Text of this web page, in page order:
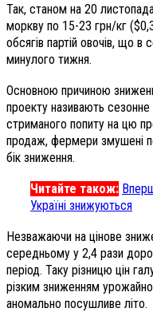
Так, станом на 20
моркву по 15-23 грн/кг
обсягів партій овочів, що
минулого тижня.
Основною причиною
проекту називають сезонне
стриманого попиту на цю
продаж, фермери змушені
бік зниження.
Читайте також:
Україні знижуються
Незважаючи на цінове
середньому у 2,4 рази
період. Таку різницю цін
різким зниженням
аномально посушливе літо.